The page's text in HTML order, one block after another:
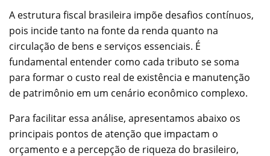
A estrutura fiscal brasileira impõe desafios contínuos,
pois incide tanto na fonte da renda quanto na
circulação de bens e serviços essenciais. É
fundamental entender como cada tributo se soma
para formar o custo real de existência e manutenção
de patrimônio em um cenário econômico complexo.
Para facilitar essa análise, apresentamos abaixo os
principais pontos de atenção que impactam o
orçamento e a percepção de riqueza do brasileiro,